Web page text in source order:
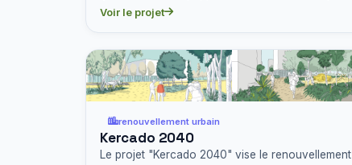
en…
Voir le projet
renouvellement urbain
Kercado 2040
Le projet "Kercado 2040" vise le renouvellement